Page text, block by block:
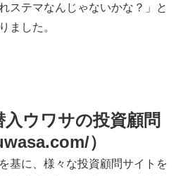
ステマなんじゃないかな？」と
ました。
ウワサの投資顧問
）
基に、様々な投資顧問サイトを